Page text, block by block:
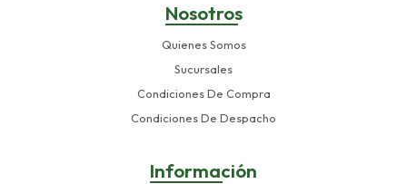
Nosotros
Quienes Somos
Sucursales
Condiciones De Compra
Condiciones De Despacho
Información